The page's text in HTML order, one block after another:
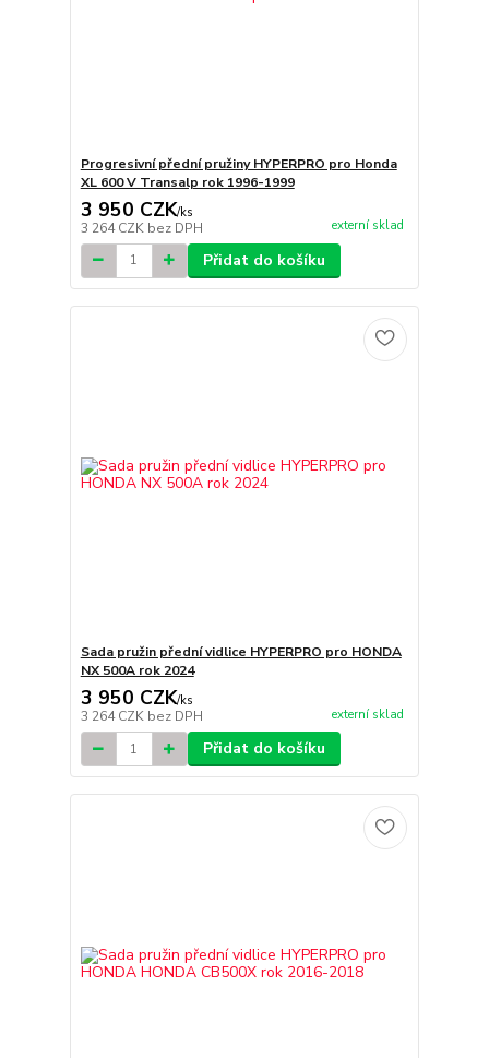
Progresivní přední pružiny HYPERPRO pro Honda
XL 600 V Transalp rok 1996-1999
3 950 CZK/ks
3 264 CZK bez DPH externí sklad
Přidat do košíku
Sada pružin přední vidlice HYPERPRO pro HONDA
NX 500A rok 2024
3 950 CZK/ks
3 264 CZK bez DPH externí sklad
Přidat do košíku